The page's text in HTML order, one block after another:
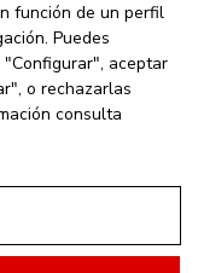
de:
función de un perfil
Puedes
aceptar
o rechazarlas
consulta